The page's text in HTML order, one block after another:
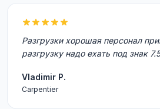
Разгрузки хорошая персонал
разгрузку надо ехать под знак
Vladimir P.
Carpentier